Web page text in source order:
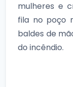
mulheres e
fila no poço
baldes de
do incêndio.